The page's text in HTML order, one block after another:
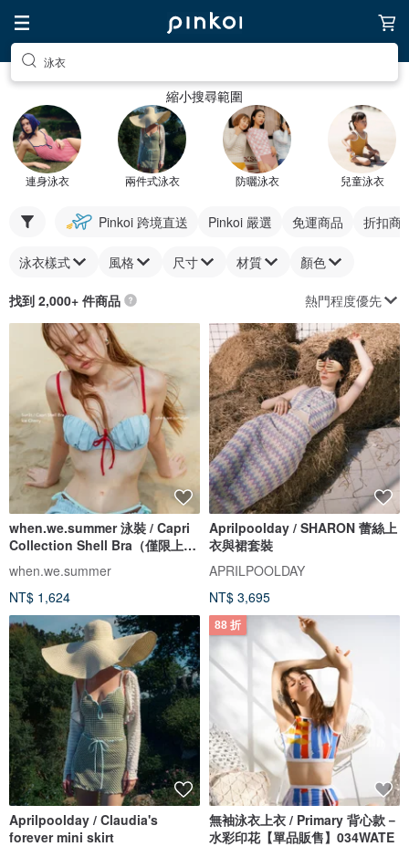
泳衣
縮小搜尋範圍
連身泳衣 兩件式泳衣 防曬泳衣 兒童泳衣
Pinkoi 跨境直送 Pinkoi 嚴選 免運商品 折扣商
泳衣樣式 風格 尺寸 材質 顏色
找到 2,000+ 件商品 熱門程度優先
when.we.summer 泳裝 / Capri
Collection Shell Bra（僅限上
衣）
when.we.summer
NT$ 1,624
Aprilpoolday / SHARON 蕾絲上
衣與裙套裝
APRILPOOLDAY
NT$ 3,695
Aprilpoolday / Claudia's
forever mini skirt
88 折
無袖泳衣上衣 / Primary 背心款－
水彩印花【單品販售】034WATE